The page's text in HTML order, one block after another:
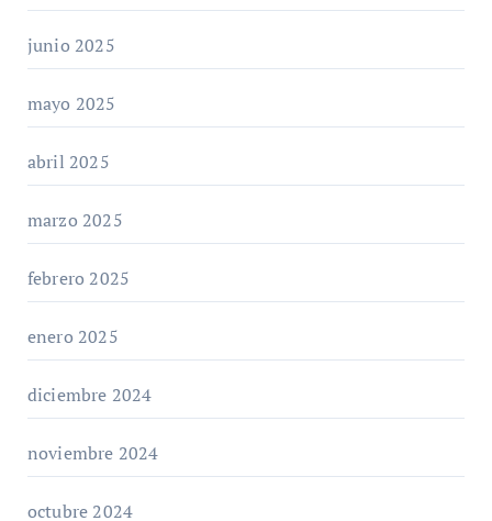
junio 2025
mayo 2025
abril 2025
marzo 2025
febrero 2025
enero 2025
diciembre 2024
noviembre 2024
octubre 2024